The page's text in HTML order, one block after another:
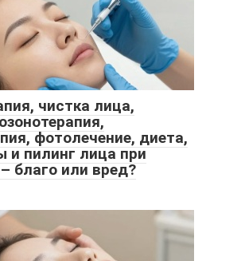
чистка лица,
фотолечение, диета,
и пилинг лица при
благо или вред?